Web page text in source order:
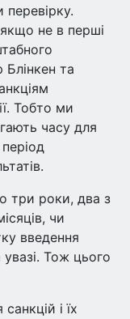
не в перші
та
Тобто ми
часу для
три роки, два з
чи
введення
Тож цього
і їх